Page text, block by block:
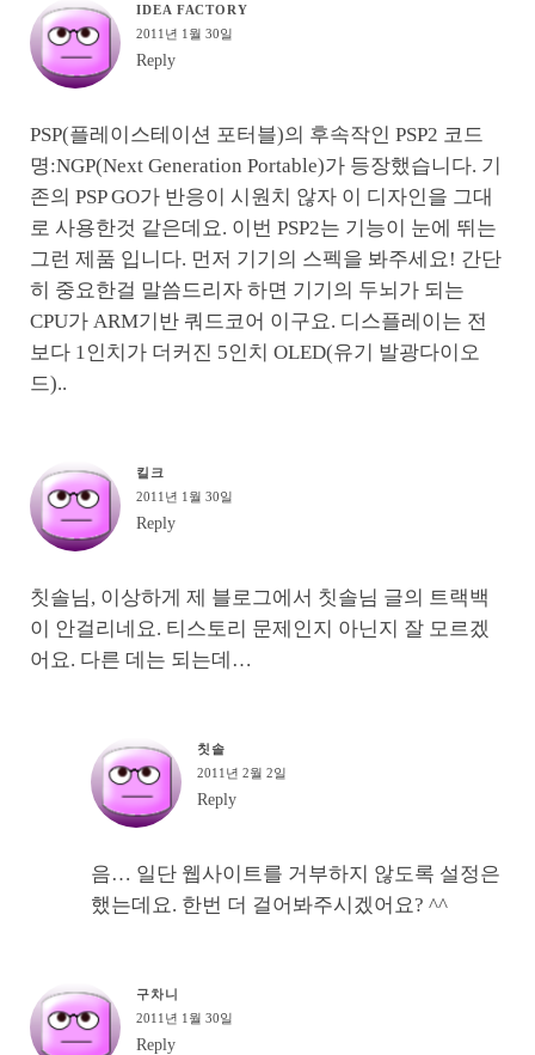
IDEA FACTORY
2011년 1월 30일
Reply
PSP(플레이스테이션 포터블)의 후속작인 PSP2 코드
명:NGP(Next Generation Portable)가 등장했습니다. 기
존의 PSP GO가 반응이 시원치 않자 이 디자인을 그대
로 사용한것 같은데요. 이번 PSP2는 기능이 눈에 뛰는
그런 제품 입니다. 먼저 기기의 스펙을 봐주세요! 간단
히 중요한걸 말씀드리자 하면 기기의 두뇌가 되는
CPU가 ARM기반 쿼드코어 이구요. 디스플레이는 전
보다 1인치가 더커진 5인치 OLED(유기 발광다이오
드)..
킬크
2011년 1월 30일
Reply
칫솔님, 이상하게 제 블로그에서 칫솔님 글의 트랙백
이 안걸리네요. 티스토리 문제인지 아닌지 잘 모르겠
어요. 다른 데는 되는데…
칫솔
2011년 2월 2일
Reply
음… 일단 웹사이트를 거부하지 않도록 설정은
했는데요. 한번 더 걸어봐주시겠어요? ^^
구차니
2011년 1월 30일
Reply